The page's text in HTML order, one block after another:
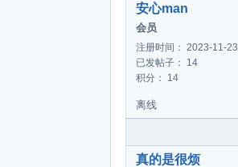
安心man
会员
注册时间： 2023-11-23
已发帖子： 14
积分： 14
离线
真的是很烦